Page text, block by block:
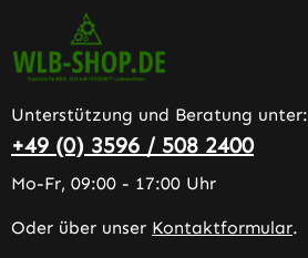
Unterstützung und Beratung unter:
+49 (0) 3596 / 508 2400
Mo-Fr, 09:00 - 17:00 Uhr
Oder über unser Kontaktformular.